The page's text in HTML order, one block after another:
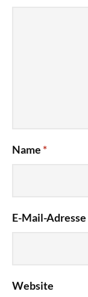
Name *
E-Mail-Adresse
Website